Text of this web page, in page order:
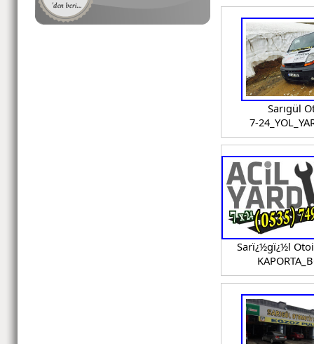
Sarıgül
7-
Sarï¿½gï¿½l